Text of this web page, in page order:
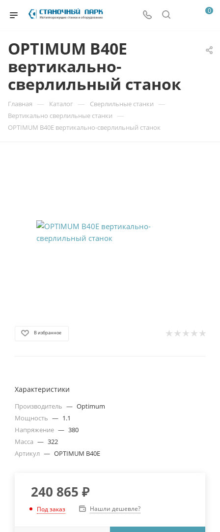
0
OPTIMUM B40E
вертикально-
сверлильный станок
Главная — Каталог — Сверлильные станки —
Вертикально сверлильные станки —
OPTIMUM B40E вертикально-сверлильный станок
В избранное
Характеристики
Производитель — Optimum
Мощность — 1.1
Напряжение — 380
Масса — 322
Артикул — OPTIMUM B40E
240 865 ₽
Под заказ Нашли дешевле?